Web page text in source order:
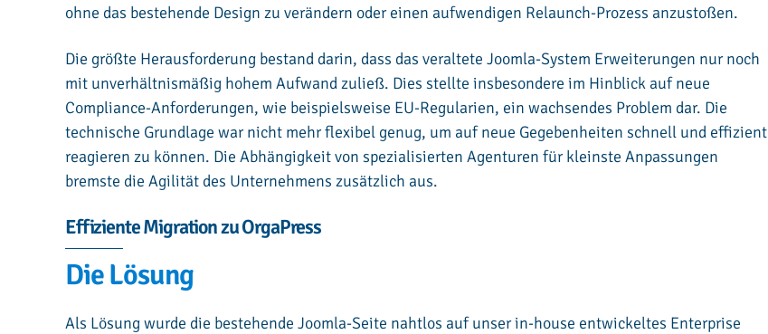
ohne das bestehende Design zu verändern oder einen aufwendigen Relaunch-Prozess anzustoßen.
Die größte Herausforderung bestand darin, dass das veraltete Joomla-System Erweiterungen nur noch
mit unverhältnismäßig hohem Aufwand zuließ. Dies stellte insbesondere im Hinblick auf neue
Compliance-Anforderungen, wie beispielsweise EU-Regularien, ein wachsendes Problem dar. Die
technische Grundlage war nicht mehr flexibel genug, um auf neue Gegebenheiten schnell und effizient
reagieren zu können. Die Abhängigkeit von spezialisierten Agenturen für kleinste Anpassungen
bremste die Agilität des Unternehmens zusätzlich aus.
Effiziente Migration zu OrgaPress
Die Lösung
Als Lösung wurde die bestehende Joomla-Seite nahtlos auf unser in-house entwickeltes Enterprise